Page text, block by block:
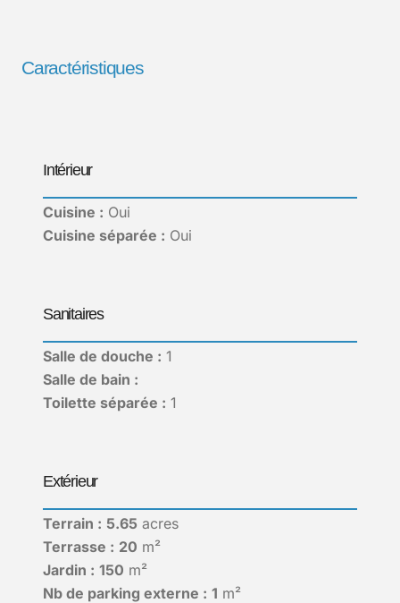
Caractéristiques
Intérieur
Cuisine : Oui
Cuisine séparée : Oui
Sanitaires
Salle de douche : 1
Salle de bain :
Toilette séparée : 1
Extérieur
Terrain : 5.65 acres
Terrasse : 20 m²
Jardin : 150 m²
Nb de parking externe : 1 m²